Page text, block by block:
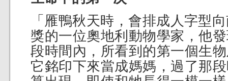
「雁鴨秋天時，會排成人字型
獎的一位奧地利動物學家，他
段時間內，所看到的第一個生
它銘印下來當成媽媽，過了那